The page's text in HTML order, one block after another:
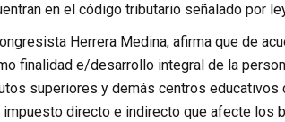
en el código tributario señalado por
Herrera Medina, afirma que de
finalidad e/desarrollo integral de la
superiores y demás centros
directo e indirecto que afecte